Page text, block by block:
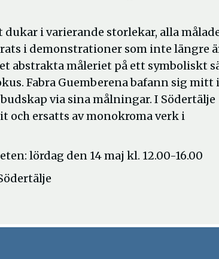
i varierande storlekar, alla
i demonstrationer som inte längre
abstrakta måleriet på ett symboliskt
Fabra Guemberena bafann sig mitt
via sina målningar. I Södertälje
ersatts av monokroma verk i
lördag den 14 maj kl. 12.00-16.00